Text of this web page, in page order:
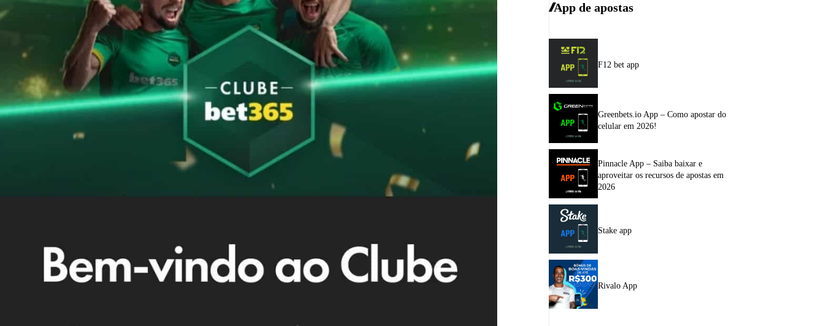
App de apostas
F12 bet app
Greenbets.io App – Como apostar do
celular em 2026!
Pinnacle App – Saiba baixar e
aproveitar os recursos de apostas em
2026
Stake app
Rivalo App